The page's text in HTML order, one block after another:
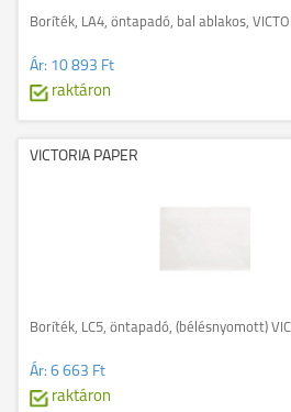
Boríték, LA4, öntapadó, bal ablakos,
Ár: 10 893 Ft
raktáron
VICTORIA PAPER
Boríték, LC5, öntapadó, (bélésnyomott)
Ár:6 663 Ft
raktáron